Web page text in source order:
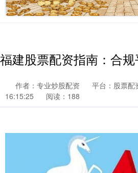
福建股票配资指南：合
作者：专业炒股配资 平台：股票配
16:15:25
阅读：188